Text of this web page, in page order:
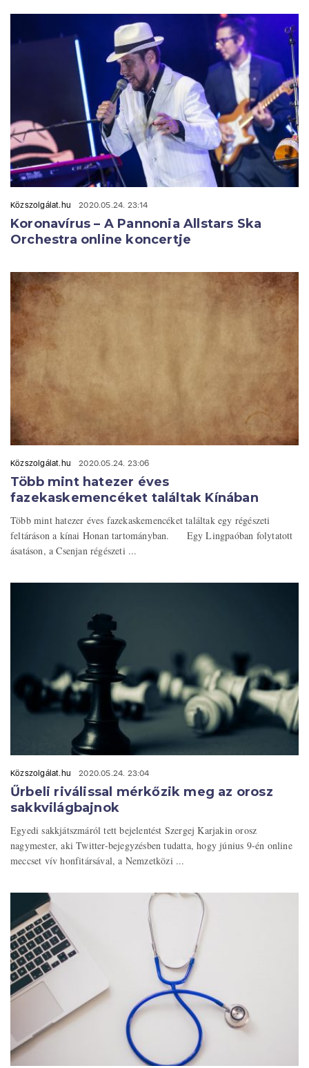
Közszolgálat.hu 2020.05.24. 23:14
Koronavírus – A Pannonia Allstars Ska
Orchestra online koncertje
Közszolgálat.hu 2020.05.24. 23:06
Több mint hatezer éves
fazekaskemencéket találtak Kínában
Több mint hatezer éves fazekaskemencéket találtak egy régészeti
feltáráson a kínai Honan tartományban. Egy Lingpaóban folytatott
ásatáson, a Csenjan régészeti ...
Közszolgálat.hu 2020.05.24. 23:04
Űrbeli riválissal mérkőzik meg az orosz
sakkvilágbajnok
Egyedi sakkjátszmáról tett bejelentést Szergej Karjakin orosz
nagymester, aki Twitter-bejegyzésben tudatta, hogy június 9-én online
meccset vív honfitársával, a Nemzetközi ...